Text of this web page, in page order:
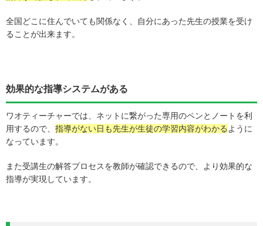
全国どこに住んでいても関係なく、自分にあった先生の授業を受け
ることが出来ます。
効果的な指導システムがある
ワオティーチャーでは、ネットに繋がった専用のペンとノートを利
用するので、 指導がない日も先生が生徒の学習内容がわかる ように
なっています。
また受講生の解答プロセスを教師が確認できるので、より効果的な
指導が実現しています。